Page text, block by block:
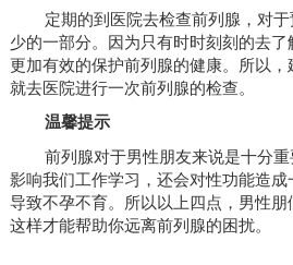
定期的到医院去检查前列腺，对
少的一部分。因为只有时时刻刻的去
更加有效的保护前列腺的健康。所以
就去医院进行一次前列腺的检查。
温馨提示
前列腺对于男性朋友来说是十分
影响我们工作学习，还会对性功能造
导致不孕不育。所以以上四点，男性
这样才能帮助你远离前列腺的困扰。